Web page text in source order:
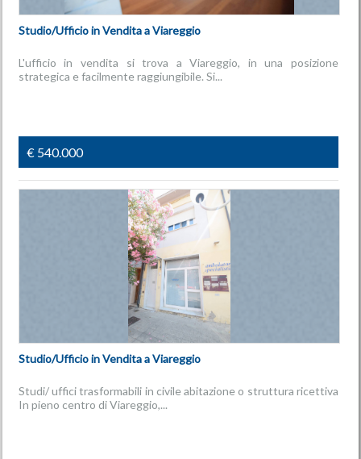
Studio/Ufficio in Vendita a Viareggio
L'ufficio in vendita si trova a Viareggio, in una posizione
strategica e facilmente raggiungibile. Si...
€ 540.000
Studio/Ufficio in Vendita a Viareggio
Studi/ uffici trasformabili in civile abitazione o struttura ricettiva
In pieno centro di Viareggio,...